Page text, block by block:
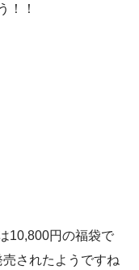
！！
10,800円の福袋で
されたようですね